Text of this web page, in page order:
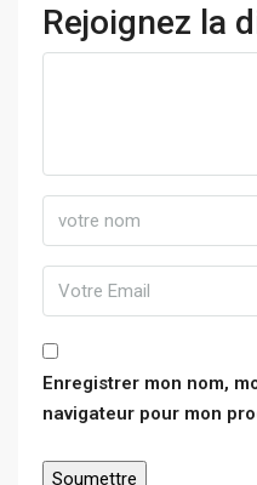
Rejoignez la
Enregistrer mon nom,
navigateur pour mon